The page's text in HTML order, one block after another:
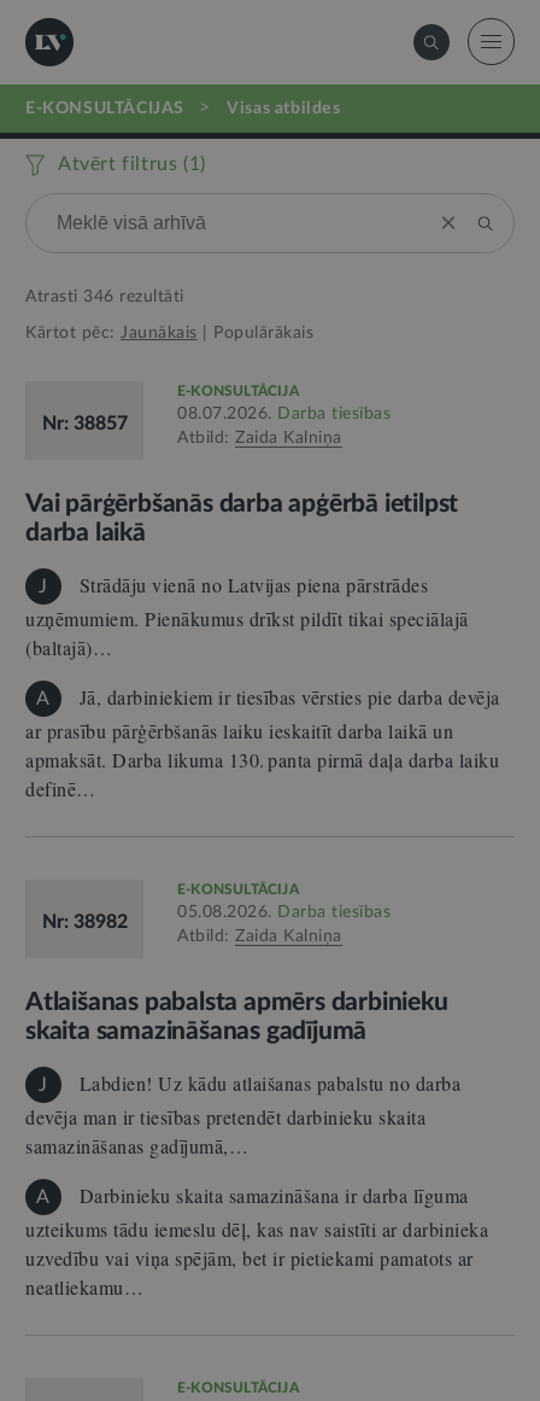
E-KONSULTĀCIJAS > visas atbildes
Atvērt filtrus (1 )
Atrasti 346 rezultāti
Kārtot pēc: Jaunākais Populārākais
Nr: 38857
E-KONSULTĀCIJA
08.07.2026. Darba tiesības
Atbild: Zaida Kalniņa
Vai pārģērbšanās darba apģērbā ietilpst
darba laikā
J
Strādāju vienā no Latvijas piena pārstrādes
uzņēmumiem. Pienākumus drīkst pildīt tikai speciālajā
(baltajā)…
A
Jā, darbiniekiem ir tiesības vērsties pie darba devēja
ar prasību pārģērbšanās laiku ieskaitīt darba laikā un
apmaksāt. Darba likuma 130. panta pirmā daļa darba laiku
definē…
Nr: 38982
E-KONSULTĀCIJA
05.08.2026. Darba tiesības
Atbild: Zaida Kalniņa
Atlaišanas pabalsta apmērs darbinieku
skaita samazināšanas gadījumā
J
Labdien! Uz kādu atlaišanas pabalstu no darba
devēja man ir tiesības pretendēt darbinieku skaita
samazināšanas gadījumā,…
A
Darbinieku skaita samazināšana ir darba līguma
uzteikums tādu iemeslu dēļ, kas nav saistīti ar darbinieka
uzvedību vai viņa spējām, bet ir pietiekami pamatots ar
neatliekamu…
E-KONSULTĀCIJA